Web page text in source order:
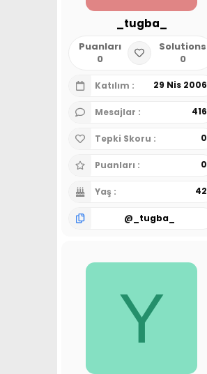
_tugba_
Puanları
0
Solutions
0
Katılım 29 Nis 2006
Mesajlar 416
Tepki Skoru 0
Puanları 0
Yaş 42
@ _tugba_
Y